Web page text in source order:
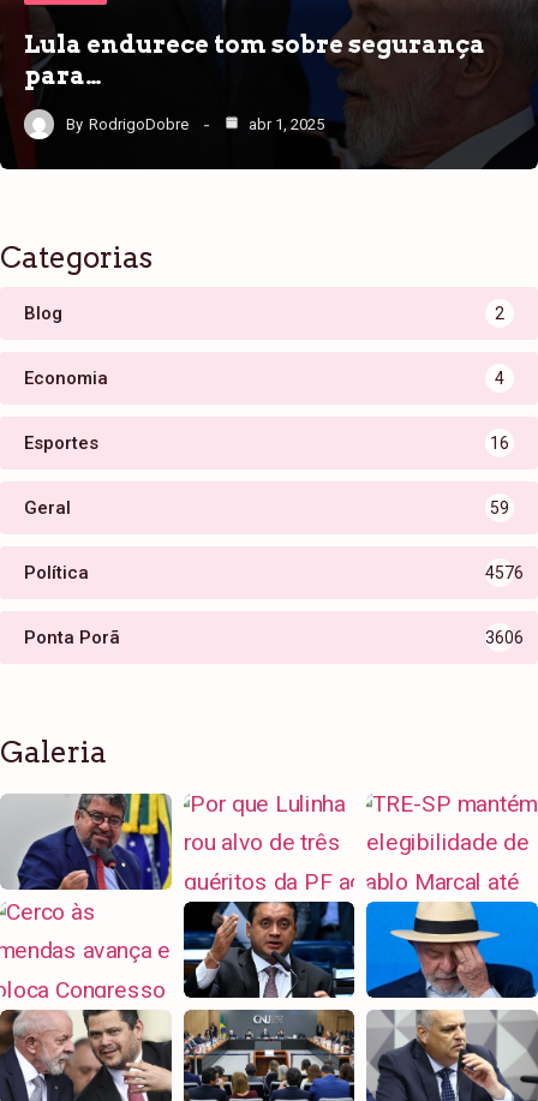
Lula endurece tom sobre segurança
para…
By RodrigoDobre abr 1, 2025
Categorias
Blog 2
Economia 4
Esportes 16
Geral 59
Política 4576
Ponta Porã 3606
Galeria